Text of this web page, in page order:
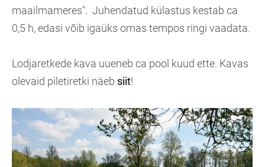
maailmameres". Juhendatud külastus kestab ca
0,5 h, edasi võib igaüks omas tempos ringi vaadata.
Lodjaretkede kava uueneb ca pool kuud ette. Kavas
olevaid piletiretki näeb siit!